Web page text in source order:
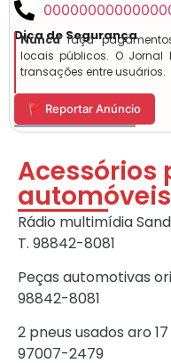
Dica de Segurança
Nuncafaça
locais públicos. O Jornal
transações entre usuários.
🚩 Reportar Anúncio
Acessórios
automóveis
Rádio multimídia
T. 98842-8081
Peças automotivas
98842-8081
2 pneus usados aro
97007-2479